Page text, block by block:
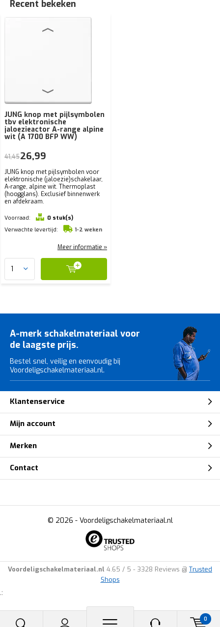
0
Recent bekeken
JUNG knop met pijlsymbolen
tbv elektronische
jaloezieactor A-range alpine
wit (A 1700 BFP WW)
JUNG knop met pijlsymbolen voor
elektronische (jaloezie)schakelaar,
A-range, alpine wit. Thermoplast
(hoogglans). Exclusief binnenwerk
en afdekraam.
Voorraad:
0 stuk(s)
Verwachte levertijd:
1-2 weken
41,4526,99
Meer informatie »
A-merk schakelmateriaal voor
de laagste prijs.
Bestel snel, veilig en eenvoudig bij
Voordeligschakelmateriaal.nl.
Klantenservice
Mijn account
Merken
Contact
© 2026 - Voordeligschakelmateriaal.nl
Voordeligschakelmateriaal.nl 4.65 / 5 - 3328 Reviews @ Trusted
Shops
.: